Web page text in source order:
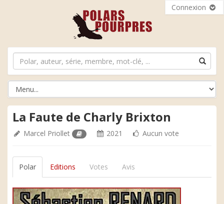
Connexion
La Faute de Charly Brixton
Marcel Priollet 2021 Aucun vote
Polar Editions Votes Avis